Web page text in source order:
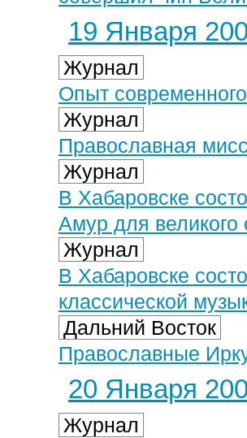
19 Января
Журнал
Опыт
Журнал
Православная
Журнал
В Хабаровске
Амур для
Журнал
В Хабаровске
классической
Дальний Восток
Православные
20 Января
Журнал